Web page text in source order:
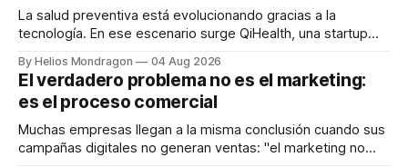
La salud preventiva está evolucionando gracias a la
tecnología. En ese escenario surge QiHealth, una startup
dispositivos inteligentes, inteligencia artificial y monitoreo
en tiempo real para ayudar a las personas a tomar mejores
decisiones sobre su salud metabólica. Su propuesta busca
responder
By Helios Mondragon 04 Aug 2026
El verdadero problema no es el marketing:
es el proceso comercial
Muchas empresas llegan a la misma conclusión cuando sus
campañas digitales no generan ventas: "el marketing no